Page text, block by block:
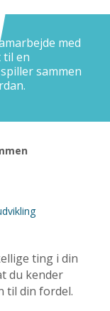
med
til en
sammen
ting i din
du kender
til din fordel.